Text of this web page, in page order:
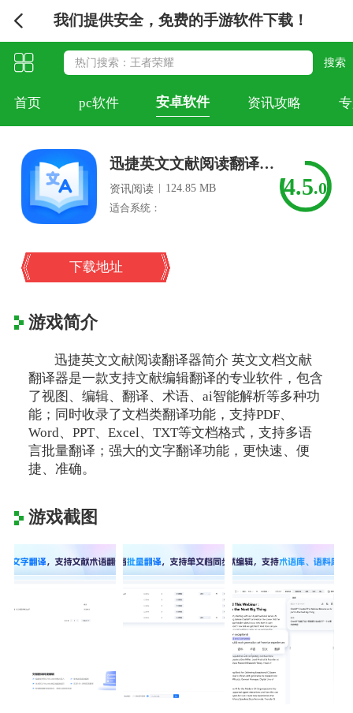
我们提供安全，免费的手游软件下载！
首页 pc软件 安卓软件 资讯攻略
迅捷英文文献阅读翻译器官网电脑版
资讯阅读 | 124.85 MB
适合系统：
4.5.0
下载地址
游戏简介
迅捷英文文献阅读翻译器简介 英文文档文献
翻译器是一款支持文献编辑翻译的专业软件，包含
了视图、编辑、翻译、术语、ai智能解析等多种功
能；同时收录了文档类翻译功能，支持PDF、
Word、PPT、Excel、TXT等文档格式，支持多语
言批量翻译；强大的文字翻译功能，更快速、便
捷、准确。
游戏截图